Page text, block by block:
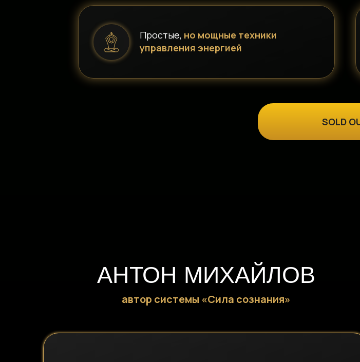
SOLD
Простые, но мощные техники
управления энергией
АНТОН МИХАЙЛОВ
автор системы «Сила сознания»